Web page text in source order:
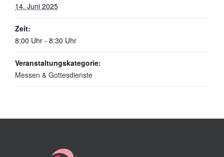
14. Juni 2025
Zeit:
8:00 Uhr - 8:30 Uhr
Veranstaltungskategorie:
Messen & Gottesdienste